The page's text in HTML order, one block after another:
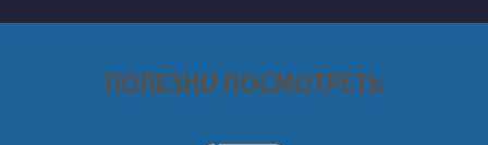
ПОЛЕЗНО ПОСМОТРЕТЬ